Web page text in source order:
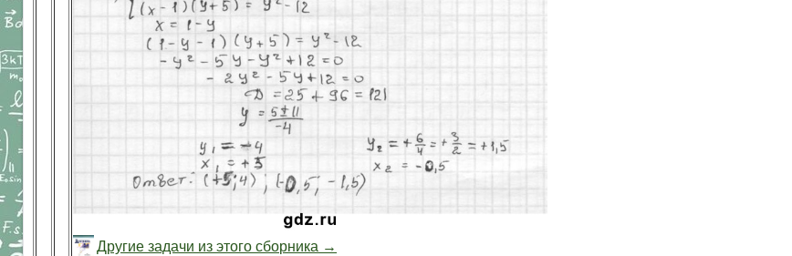
Другие задачи из этого сборника →